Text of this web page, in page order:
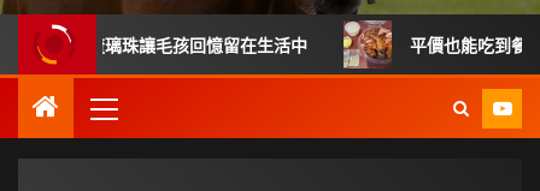
髮琉璃珠讓毛孩回憶留在生活中 平價也能吃到餐廳級德